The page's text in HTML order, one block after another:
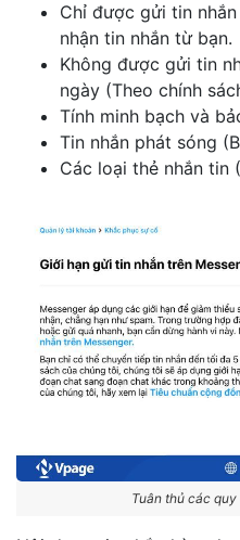
Chỉ được gửi tin
nhận tin nhắn từ bạn.
Không được gửi tin
ngày (Theo chính
Tính minh bạch và
Tin nhắn phát sóng
Các loại thẻ nhắn tin
Tuân thủ các